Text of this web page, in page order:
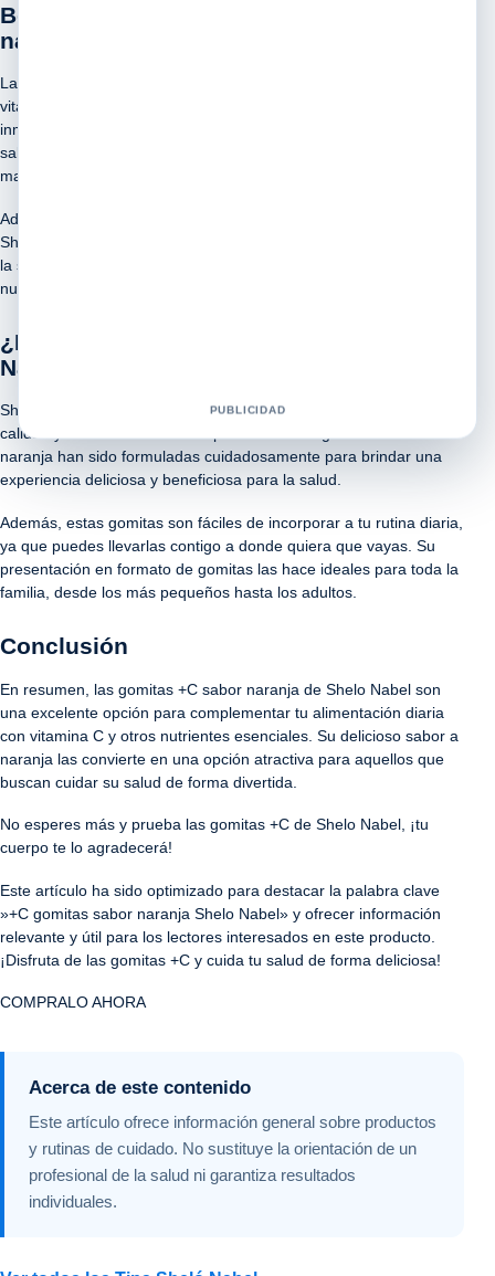
Beneficios de las gomitas +C sabor
naranja Shelo Nabel
Las gomitas +C de Shelo Nabel son una excelente fuente de
vitamina C, un nutriente esencial para fortalecer el sistema
inmunológico y combatir los radicales libres en nuestro cuerpo. El
sabor a naranja hace que estas gomitas sean una deliciosa
manera de obtener este importante nutriente.
Además de su alto contenido de vitamina C, las gomitas +C de
Shelo Nabel también contienen otros nutrientes beneficiosos para
la salud, como antioxidantes y flavonoides que ayudan a proteger
nuestras células contra el daño oxidativo.
¿Por qué elegir las gomitas +C de Shelo
Nabel?
Shelo Nabel es una marca reconocida por su compromiso con la
calidad y la innovación en sus productos. Las gomitas +C sabor
naranja han sido formuladas cuidadosamente para brindar una
experiencia deliciosa y beneficiosa para la salud.
Además, estas gomitas son fáciles de incorporar a tu rutina diaria,
ya que puedes llevarlas contigo a donde quiera que vayas. Su
presentación en formato de gomitas las hace ideales para toda la
familia, desde los más pequeños hasta los adultos.
Conclusión
En resumen, las gomitas +C sabor naranja de Shelo Nabel son
una excelente opción para complementar tu alimentación diaria
con vitamina C y otros nutrientes esenciales. Su delicioso sabor a
naranja las convierte en una opción atractiva para aquellos que
buscan cuidar su salud de forma divertida.
No esperes más y prueba las gomitas +C de Shelo Nabel, ¡tu
cuerpo te lo agradecerá!
Este artículo ha sido optimizado para destacar la palabra clave
»+C gomitas sabor naranja Shelo Nabel» y ofrecer información
relevante y útil para los lectores interesados en este producto.
¡Disfruta de las gomitas +C y cuida tu salud de forma deliciosa!
COMPRALO AHORA
Acerca de este contenido
Este artículo ofrece información general sobre productos
y rutinas de cuidado. No sustituye la orientación de un
profesional de la salud ni garantiza resultados
individuales.
PUBLICIDAD